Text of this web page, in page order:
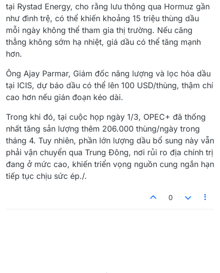
tại Rystad Energy, cho rằng lưu thông qua Hormuz gần
như đình trệ, có thể khiến khoảng 15 triệu thùng dầu
mỗi ngày không thể tham gia thị trường. Nếu căng
thẳng không sớm hạ nhiệt, giá dầu có thể tăng mạnh
hơn.
Ông Ajay Parmar, Giám đốc năng lượng và lọc hóa dầu
tại ICIS, dự báo dầu có thể lên 100 USD/thùng, thậm chí
cao hơn nếu gián đoạn kéo dài.
Trong khi đó, tại cuộc họp ngày 1/3, OPEC+ đã thống
nhất tăng sản lượng thêm 206.000 thùng/ngày trong
tháng 4. Tuy nhiên, phần lớn lượng dầu bổ sung này vẫn
phải vận chuyển qua Trung Đông, nơi rủi ro địa chính trị
đang ở mức cao, khiến triển vọng nguồn cung ngắn hạn
tiếp tục chịu sức ép./.
0